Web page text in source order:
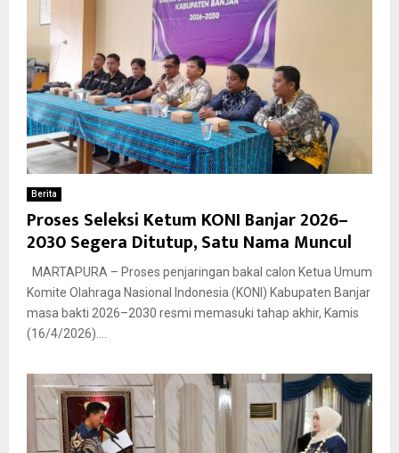
Berita
Proses Seleksi Ketum KONI Banjar 2026–
2030 Segera Ditutup, Satu Nama Muncul
MARTAPURA – Proses penjaringan bakal calon Ketua Umum
Komite Olahraga Nasional Indonesia (KONI) Kabupaten Banjar
masa bakti 2026–2030 resmi memasuki tahap akhir, Kamis
(16/4/2026)....